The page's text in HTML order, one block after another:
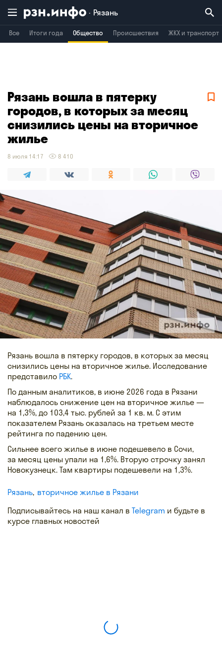
Рязань
Все Итоги года Общество Происшествия ЖКХ и транспорт
Воронеж Брянск
Рязань вошла в пятерку
городов, в которых за месяц
снизились цены на вторичное
жилье
8 июля 14:17 8 410
Рязань вошла в пятерку городов, в которых за месяц
снизились цены на вторичное жилье. Исследование
представило РБК.
По данным аналитиков, в июне 2026 года в Рязани
наблюдалось снижение цен на вторичное жилье —
на 1,3%, до 103,4 тыс. рублей за 1 кв. м. С этим
показателем Рязань оказалась на третьем месте
рейтинга по падению цен.
Сильнее всего жилье в июне подешевело в Сочи,
за месяц цены упали на 1,6%. Вторую строчку занял
Новокузнецк. Там квартиры подешевели на 1,3%.
Рязань вторичное жилье в Рязани
Подписывайтесь на наш канал в Telegram и будьте в
курсе главных новостей